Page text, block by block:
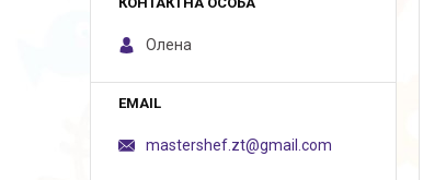
Олена
mastershef.zt@gmail.com